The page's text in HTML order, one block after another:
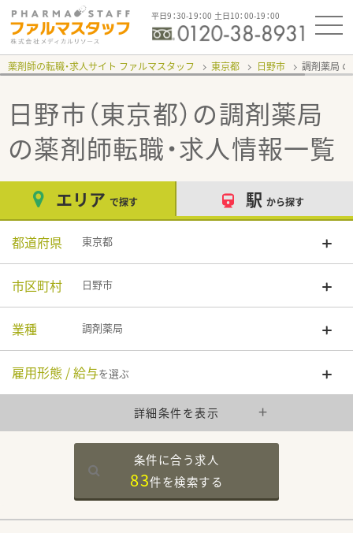
平日9：30-19：00 土日10：00-19：00
薬剤師の転職・求人サイト ファルマスタッフ 東京都 日野市 調剤薬局
日野市（東京都）の調剤薬局
の薬剤師転職・求人情報一覧
エリア で探す 駅 から探す
都道府県 東京都
市区町村 日野市
業種 調剤薬局
雇用形態 / 給与を選ぶ
詳細条件を表示
条件に合う求人
83件を検索する